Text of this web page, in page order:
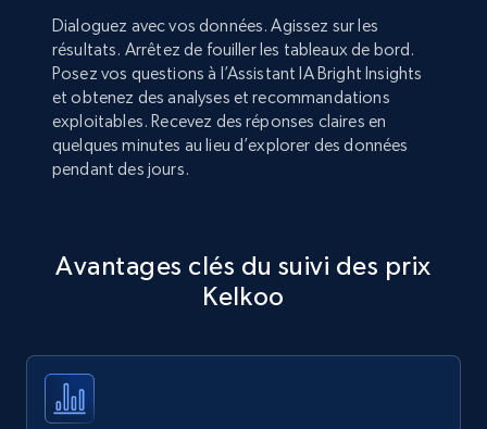
Dialoguez avec vos données. Agissez sur les
résultats. Arrêtez de fouiller les tableaux de bord.
Posez vos questions à l’Assistant IA Bright Insights
et obtenez des analyses et recommandations
exploitables. Recevez des réponses claires en
quelques minutes au lieu d’explorer des données
pendant des jours.
Avantages clés du suivi des prix
Kelkoo